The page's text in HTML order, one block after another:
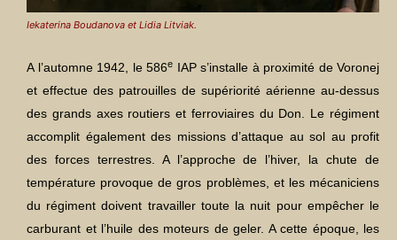
Iekaterina Boudanova et Lidia Litviak.
A l’automne 1942, le 586e IAP s’installe à proximité de Voronej
et effectue des patrouilles de supériorité aérienne au-dessus
des grands axes routiers et ferroviaires du Don. Le régiment
accomplit également des missions d’attaque au sol au profit
des forces terrestres. A l’approche de l’hiver, la chute de
température provoque de gros problèmes, et les mécaniciens
du régiment doivent travailler toute la nuit pour empêcher le
carburant et l’huile des moteurs de geler. A cette époque, les